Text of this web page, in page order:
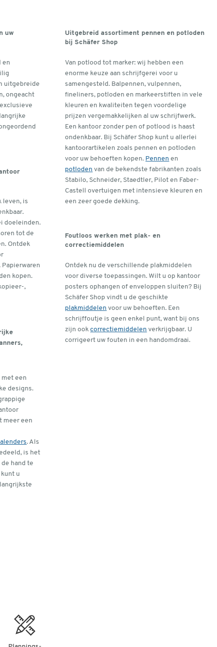
uw
en
uitgebreide
ongeacht
leven, is
doeleinden.
tot de
Ontdek
kopen.
,
met een
designs.
meer een
. Als
is het
hand te
kunt u
Uitgebreid assortiment pennen en potloden
bij Schäfer Shop
Van potlood tot marker: wij hebben een
enorme keuze aan schrijfgerei voor u
samengesteld. Balpennen, vulpennen,
fineliners, potloden en markeerstiften in vele
kleuren en kwaliteiten tegen voordelige
prijzen vergemakkelijken al uw schrijfwerk.
Een kantoor zonder pen of potlood is haast
ondenkbaar. Bij Schäfer Shop kunt u allerlei
kantoorartikelen zoals pennen en potloden
voor uw behoeften kopen. Pennen en
potloden van de bekendste fabrikanten zoals
Stabilo, Schneider, Staedtler, Pilot en Faber-
Castell overtuigen met intensieve kleuren en
een zeer goede dekking.
Foutloos werken met plak- en
correctiemiddelen
Ontdek nu de verschillende plakmiddelen
voor diverse toepassingen. Wilt u op kantoor
posters ophangen of enveloppen sluiten? Bij
Schäfer Shop vindt u de geschikte
plakmiddelen voor uw behoeften. Een
schrijffoutje is geen enkel punt, want bij ons
zijn ookcorrectiemiddelen verkrijgbaar. U
corrigeert uw fouten in een handomdraai.